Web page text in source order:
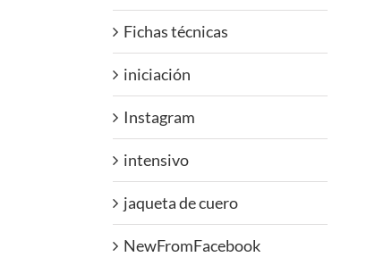
Fichas técnicas
iniciación
Instagram
intensivo
jaqueta de cuero
NewFromFacebook